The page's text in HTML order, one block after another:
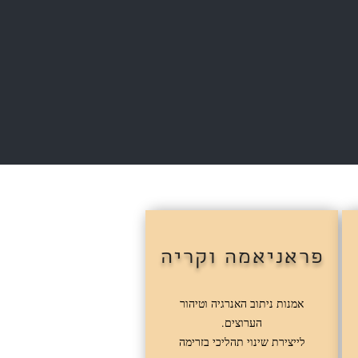
פראניאמה וקריה
אמנות ניתוב האנרגיה וטיהור
הערוצים.
לייצירת שינוי תהליכי בזרימה